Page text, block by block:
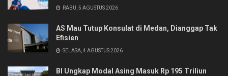
RABU, 5 AGUSTUS 2026
AS Mau Tutup Konsulat di Medan, Dianggap Tak
Efisien
SELASA, 4 AGUSTUS 2026
BI Ungkap Modal Asing Masuk Rp 195 Triliun